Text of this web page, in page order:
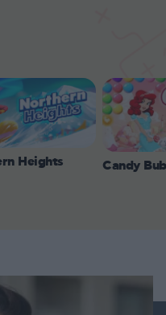
Heights Candy